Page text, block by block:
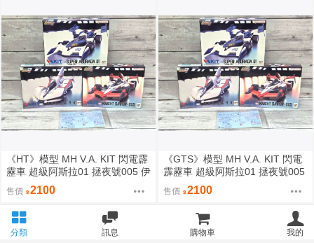
《HT》模型 MH V.A. KIT 閃電霹
靂車 超級阿斯拉01 拯夜號005 伊
修薩克 套組 附特典 846762
售價 2100
《GTS》模型 MH V.A. KIT 閃電
霹靂車 超級阿斯拉01 拯夜號005
伊修薩克 套組 附特典 846762
售價 2100
分類 訊息 購物車 我的